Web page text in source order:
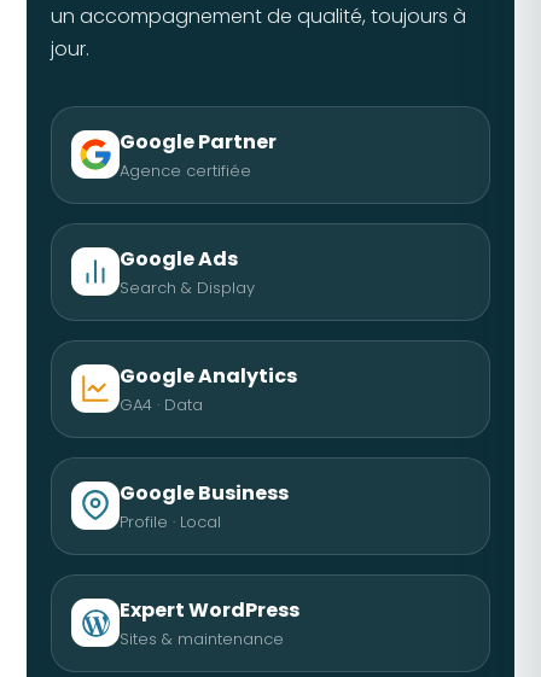
un accompagnement de qualité, toujours à
jour.
Google Partner
Agence certifiée
Google Ads
Search & Display
Google Analytics
GA4 · Data
Google Business
Profile · Local
Expert WordPress
Sites & maintenance